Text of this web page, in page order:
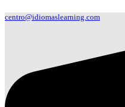
centro@idiomaslearning.com